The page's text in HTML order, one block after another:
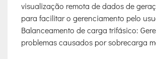
visualização remota de dados de
para facilitar o gerenciamento pelo
Balanceamento de carga trifásico:
problemas causados ​​por sobrecarga